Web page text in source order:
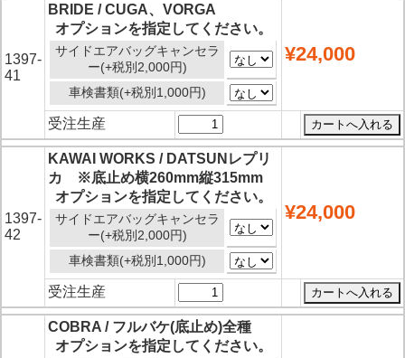
1397-
41
BRIDE / CUGA、VORGA
オプションを指定してください。
サイドエアバッグキャンセラ
ー(+税別2,000円)
車検書類(+税別1,000円)
¥24,000
受注生産
1397-
42
KAWAI WORKS / DATSUNレプリ
カ ※底止め横260mm縦315mm
オプションを指定してください。
サイドエアバッグキャンセラ
ー(+税別2,000円)
車検書類(+税別1,000円)
¥24,000
受注生産
COBRA / フルバケ(底止め)全種
オプションを指定してください。